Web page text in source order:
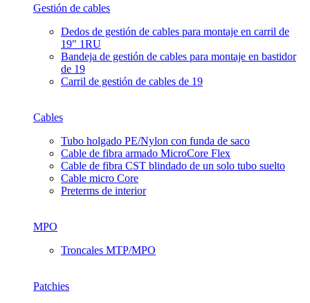
Gestión de cables
Dedos de gestión de cables para montaje en carril de
19" 1RU
Bandeja de gestión de cables para montaje en bastidor
de 19
Carril de gestión de cables de 19
Cables
Tubo holgado PE/Nylon con funda de saco
Cable de fibra armado MicroCore Flex
Cable de fibra CST blindado de un solo tubo suelto
Cable micro Core
Preterms de interior
MPO
Troncales MTP/MPO
Patchies